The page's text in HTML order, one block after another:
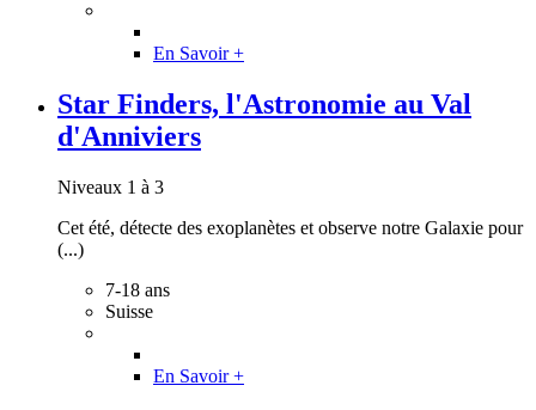
En Savoir +
Star Finders, l'Astronomie au Val
d'Anniviers
Niveaux 1 à 3
Cet été, détecte des exoplanètes et observe notre Galaxie pour
(...)
7-18 ans
Suisse
En Savoir +